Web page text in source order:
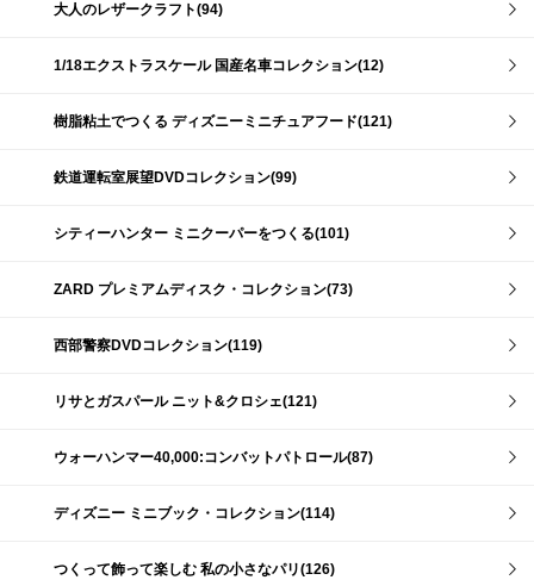
大人のレザークラフト(94)
1/18エクストラスケール 国産名車コレクション(12)
樹脂粘土でつくる ディズニーミニチュアフード(121)
鉄道運転室展望DVDコレクション(99)
シティーハンター ミニクーパーをつくる(101)
ZARD プレミアムディスク・コレクション(73)
西部警察DVDコレクション(119)
リサとガスパール ニット&クロシェ(121)
ウォーハンマー40,000:コンバットパトロール(87)
ディズニー ミニブック・コレクション(114)
つくって飾って楽しむ 私の小さなパリ(126)